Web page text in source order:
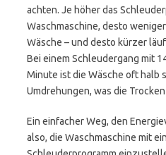
achten. Je höher das
Waschmaschine, desto
Wäsche – und desto kürzer
Bei einem Schleudergang mit
Minute ist die Wäsche oft halb
Umdrehungen, was die
Ein einfacher Weg, den
also, die Waschmaschine mit